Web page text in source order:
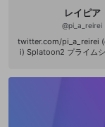
ed杯ベスト16 ミックス杯
yCUPベスト16 SyCUPベスト16 SAN
ップルLF
レイピア
@pi_a_reirei
twitter.com/pi_a_reirei
i) Splatoon2 プライムシューターコ